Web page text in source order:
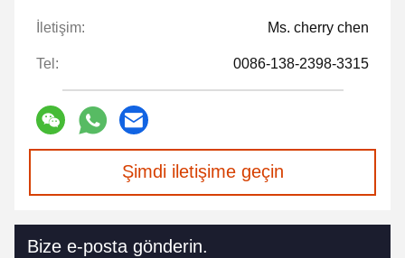
İletişim: Ms. cherry chen
Tel: 0086-138-2398-3315
Şimdi iletişime geçin
Bize e-posta gönderin.